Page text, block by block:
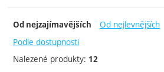
Cena (Kč)
-
Výrobci
Victron Energy
Voltcraft
Od nejzajímavějších Od nejlevnějších
Podle dostupnosti
Nalezené produkty: 12